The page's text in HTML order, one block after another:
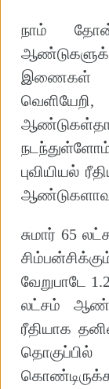
நாம்
இணைகள்
புவியியல்
சுமார் 65
வேறுபாடே
லட்சம்
ரீதியாக